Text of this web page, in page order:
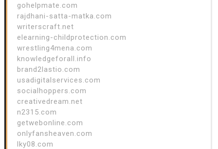
gohelpmate.com
rajdhani-satta-matka.com
writerscraft.net
elearning-childprotection.com
wrestling4mena.com
knowledgeforall.info
brand2lastio.com
usadigitalservices.com
socialhoppers.com
creativedream.net
n2315.com
getwebonline.com
onlyfansheaven.com
lky08.com